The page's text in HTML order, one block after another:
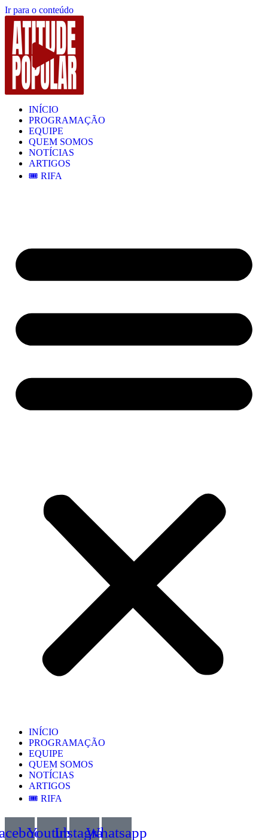
Ir para o conteúdo
INÍCIO
PROGRAMAÇÃO
EQUIPE
QUEM SOMOS
NOTÍCIAS
ARTIGOS
🎟️ RIFA
INÍCIO
PROGRAMAÇÃO
EQUIPE
QUEM SOMOS
NOTÍCIAS
ARTIGOS
🎟️ RIFA
YoutubeInstagramWhatsapp